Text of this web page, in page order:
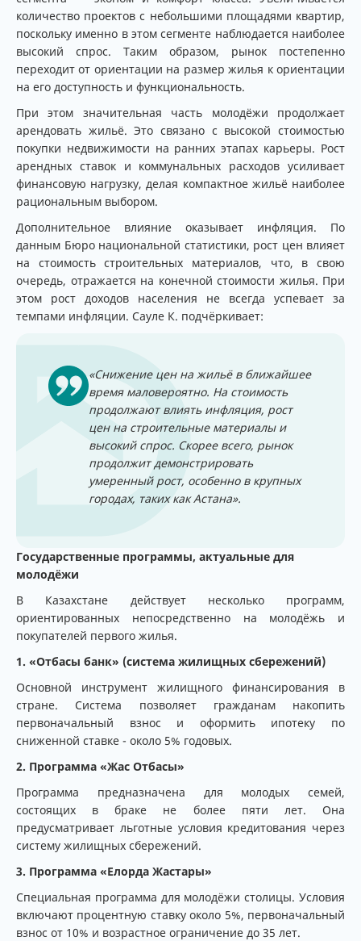
количество проектов с небольшими площадями квартир,
поскольку именно в этом сегменте наблюдается наиболее
высокий спрос. Таким образом, рынок постепенно
переходит от ориентации на размер жилья к ориентации
на его доступность и функциональность.
При этом значительная часть молодёжи продолжает
арендовать жильё. Это связано с высокой стоимостью
покупки недвижимости на ранних этапах карьеры. Рост
арендных ставок и коммунальных расходов усиливает
финансовую нагрузку, делая компактное жильё наиболее
рациональным выбором.
Дополнительное влияние оказывает инфляция. По
данным Бюро национальной статистики, рост цен влияет
на стоимость строительных материалов, что, в свою
очередь, отражается на конечной стоимости жилья. При
этом рост доходов населения не всегда успевает за
темпами инфляции. Сауле К. подчёркивает:
«Снижение цен на жильё в ближайшее
время маловероятно. На стоимость
продолжают влиять инфляция, рост
цен на строительные материалы и
высокий спрос. Скорее всего, рынок
продолжит демонстрировать
умеренный рост, особенно в крупных
городах, таких как Астана».
Государственные программы, актуальные для
молодёжи
В Казахстане действует несколько программ,
ориентированных непосредственно на молодёжь и
покупателей первого жилья.
1. «Отбасы банк» (система жилищных сбережений)
Основной инструмент жилищного финансирования в
стране. Система позволяет гражданам накопить
первоначальный взнос и оформить ипотеку по
сниженной ставке - около 5% годовых.
2. Программа «Жас Отбасы»
Программа предназначена для молодых семей,
состоящих в браке не более пяти лет. Она
предусматривает льготные условия кредитования через
систему жилищных сбережений.
3. Программа «Елорда Жастары»
Специальная программа для молодёжи столицы. Условия
включают процентную ставку около 5%, первоначальный
взнос от 10% и возрастное ограничение до 35 лет.